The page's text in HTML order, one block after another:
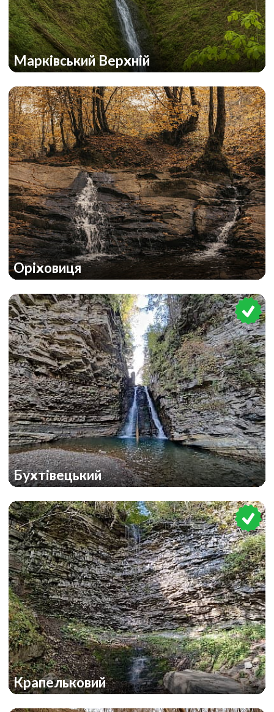
Марківський Верхній
Оріховиця
Бухтівецький
Крапельковий